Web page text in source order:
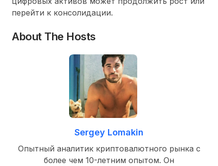
перейти к консолидации.
About The Hosts
Sergey Lomakin
Опытный аналитик криптовалютного рынка с
более чем 10-летним опытом. Он